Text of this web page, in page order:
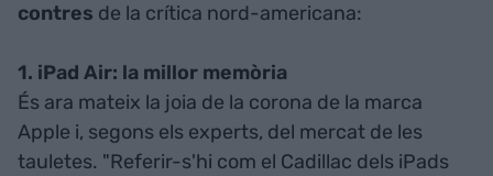
contres de la crítica nord-americana:
1. iPad Air: la millor memòria
És ara mateix la joia de la corona de la marca
Apple i, segons els experts, del mercat de les
tauletes. "Referir-s'hi com el Cadillac dels iPads